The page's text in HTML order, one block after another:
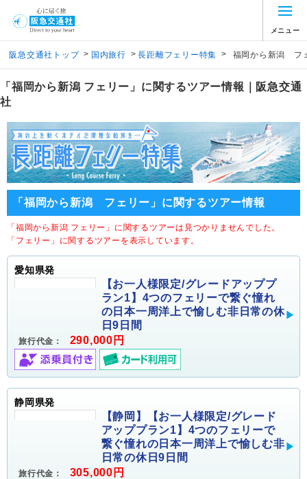
メニュー
阪急交通社トップ > 国内旅行 > 長距離フェリー特集 > 福岡から新潟 フ
「福岡から新潟 フェリー」に関するツアー情報｜阪急交通
社
「福岡から新潟 フェリー」に関するツアー情報
「福岡から新潟 フェリー」に関するツアーは見つかりませんでした。
「フェリー」に関するツアーを表示しています。
愛知県発
【お一人様限定/グレードアッププ
ラン1】4つのフェリーで繋ぐ憧れ
の日本一周洋上で愉しむ非日常の休
日9日間
旅行代金： 290,000円
静岡県発
【静岡】【お一人様限定/グレード
アッププラン1】4つのフェリーで
繋ぐ憧れの日本一周洋上で愉しむ非
日常の休日9日間
旅行代金： 305,000円